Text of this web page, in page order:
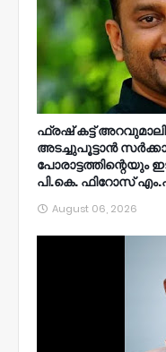
ഫ്രഷ് കട്ട്
അടച്ചുപൂട്ടാൻ
പി.കെ. ഫിറോസ്
August 06, 2026